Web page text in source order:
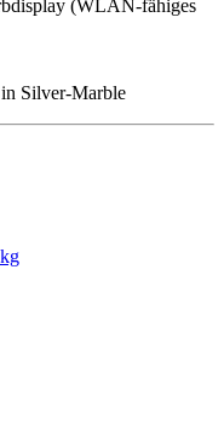
(WLAN-fähiges
Silver-Marble